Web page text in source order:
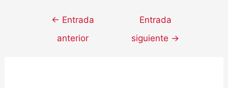
← Entrada
anterior
Entrada
siguiente →